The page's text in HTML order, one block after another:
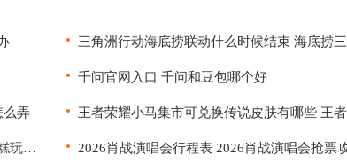
千问官网入口 千问和豆包哪个好
么弄
王者荣耀小马糕有什么用 王者荣耀灵宝市集小马糕玩法攻略 2026肖战演唱会行程表 2026肖战演唱会抢票